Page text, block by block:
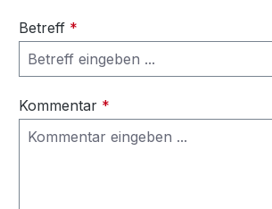
Betreff *
Kommentar *